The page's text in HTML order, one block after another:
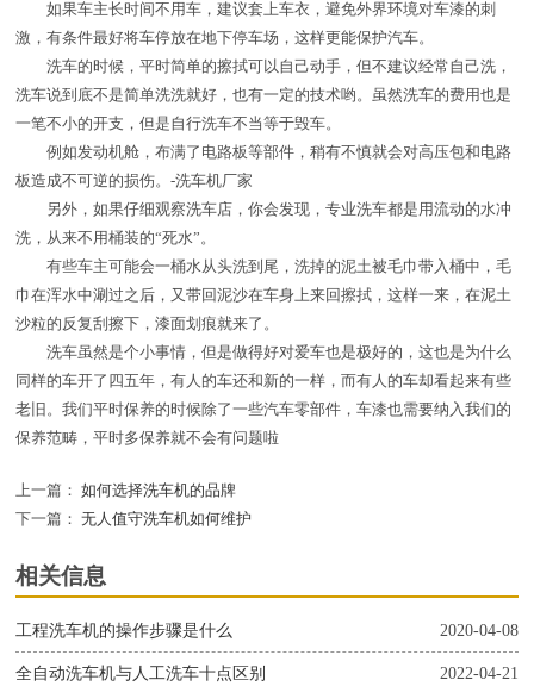
如果车主长时间不用车，建议套上车衣，避免外界环境对车漆的刺
激，有条件最好将车停放在地下停车场，这样更能保护汽车。
洗车的时候，平时简单的擦拭可以自己动手，但不建议经常自己洗，
洗车说到底不是简单洗洗就好，也有一定的技术哟。虽然洗车的费用也是
一笔不小的开支，但是自行洗车不当等于毁车。
例如发动机舱，布满了电路板等部件，稍有不慎就会对高压包和电路
板造成不可逆的损伤。-洗车机厂家
另外，如果仔细观察洗车店，你会发现，专业洗车都是用流动的水冲
洗，从来不用桶装的“死水”。
有些车主可能会一桶水从头洗到尾，洗掉的泥土被毛巾带入桶中，毛
巾在浑水中涮过之后，又带回泥沙在车身上来回擦拭，这样一来，在泥土
沙粒的反复刮擦下，漆面划痕就来了。
洗车虽然是个小事情，但是做得好对爱车也是极好的，这也是为什么
同样的车开了四五年，有人的车还和新的一样，而有人的车却看起来有些
老旧。我们平时保养的时候除了一些汽车零部件，车漆也需要纳入我们的
保养范畴，平时多保养就不会有问题啦
上一篇： 如何选择洗车机的品牌
下一篇： 无人值守洗车机如何维护
相关信息
2020-04-08
工程洗车机的操作步骤是什么
2022-04-21
全自动洗车机与人工洗车十点区别